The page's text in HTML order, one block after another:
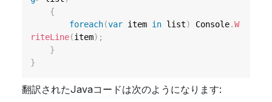
{
foreach(var item in list) Console.W
riteLine(item) ;
}
}
翻訳されたJavaコードは次のようになります: